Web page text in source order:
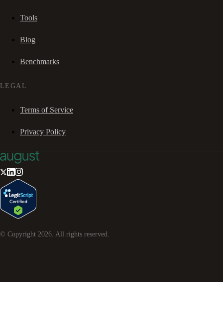
Tools
Blog
Benchmarks
LEGAL
Terms of Service
Privacy Policy
© Copyright 2026 . All rights reserved.